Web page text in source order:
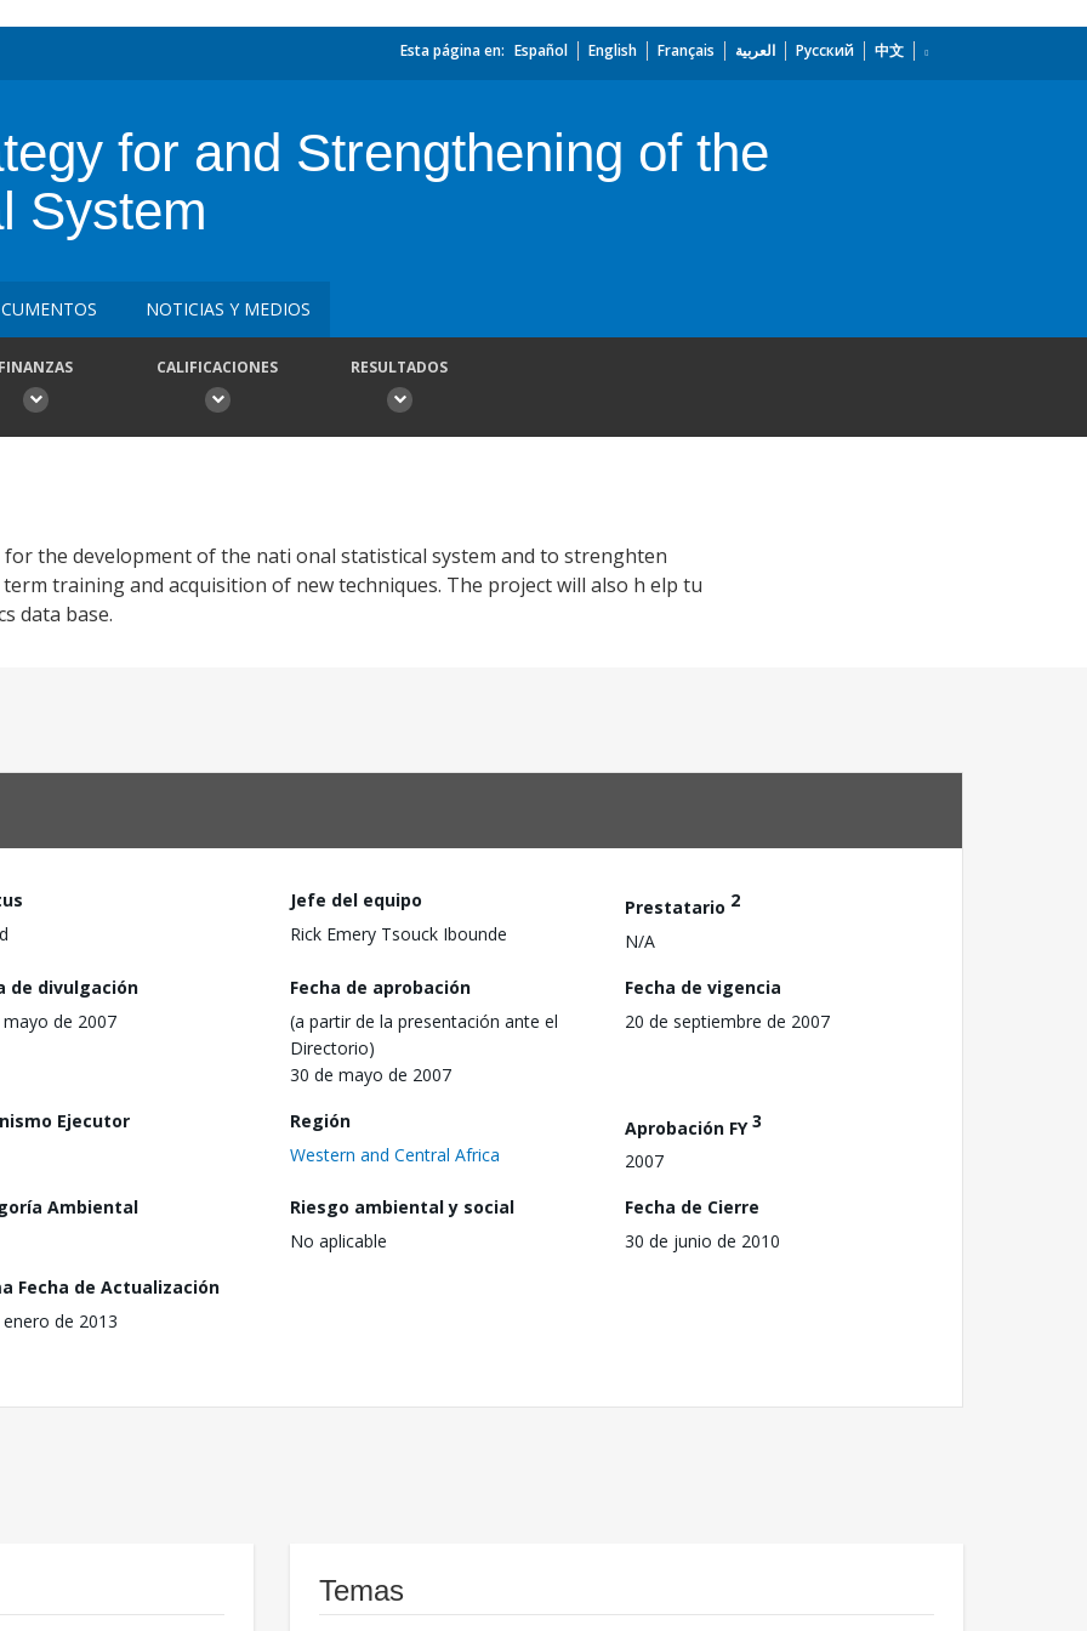
Esta página en: Español English Français العربية Русский 中文
for and Strengthening of the
System
NOTICIAS Y MEDIOS
CALIFICACIONES RESULTADOS
the development of the nati onal statistical system and to strenghten
training and acquisition of new techniques. The project will also h elp tu
data base.
Jefe del equipo
Rick Emery Tsouck Ibounde
Prestatario 2
N/A
de divulgación
de 2007
Fecha de aprobación
(a partir de la presentación ante el
Directorio)
30 de mayo de 2007
Fecha de vigencia
20 de septiembre de 2007
Ejecutor
Región
Western and Central Africa
Aprobación FY3
2007
Ambiental
Riesgo ambiental y social
No aplicable
Fecha de Cierre
30 de junio de 2010
Fecha de Actualización
de 2013
Temas